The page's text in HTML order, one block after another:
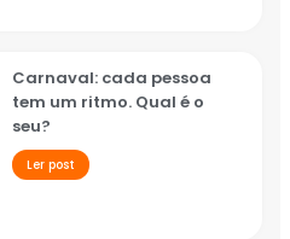
Carnaval: cada pessoa
tem um ritmo. Qual é o
seu?
Ler post